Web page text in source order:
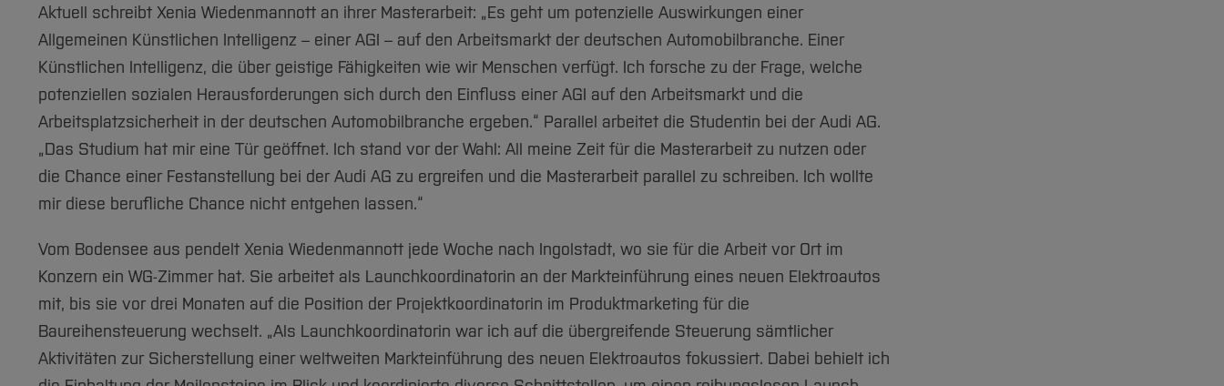
Aktuell schreibt Xenia Wiedenmannott an ihrer Masterarbeit: „Es geht um potenzielle Auswirkungen einer
Allgemeinen Künstlichen Intelligenz – einer AGI – auf den Arbeitsmarkt der deutschen Automobilbranche. Einer
Künstlichen Intelligenz, die über geistige Fähigkeiten wie wir Menschen verfügt. Ich forsche zu der Frage, welche
potenziellen sozialen Herausforderungen sich durch den Einfluss einer AGI auf den Arbeitsmarkt und die
Arbeitsplatzsicherheit in der deutschen Automobilbranche ergeben.“ Parallel arbeitet die Studentin bei der Audi AG.
„Das Studium hat mir eine Tür geöffnet. Ich stand vor der Wahl: All meine Zeit für die Masterarbeit zu nutzen oder
die Chance einer Festanstellung bei der Audi AG zu ergreifen und die Masterarbeit parallel zu schreiben. Ich wollte
mir diese berufliche Chance nicht entgehen lassen.“
Vom Bodensee aus pendelt Xenia Wiedenmannott jede Woche nach Ingolstadt, wo sie für die Arbeit vor Ort im
Konzern ein WG-Zimmer hat. Sie arbeitet als Launchkoordinatorin an der Markteinführung eines neuen Elektroautos
mit, bis sie vor drei Monaten auf die Position der Projektkoordinatorin im Produktmarketing für die
Baureihensteuerung wechselt. „Als Launchkoordinatorin war ich auf die übergreifende Steuerung sämtlicher
Aktivitäten zur Sicherstellung einer weltweiten Markteinführung des neuen Elektroautos fokussiert. Dabei behielt ich